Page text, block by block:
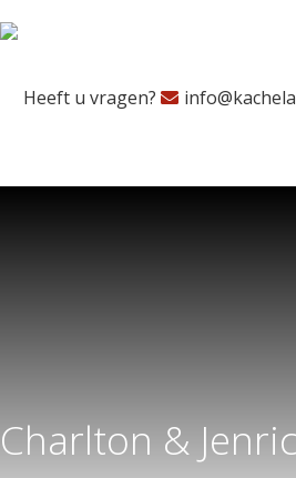
Heeft u vragen?
Charlton &